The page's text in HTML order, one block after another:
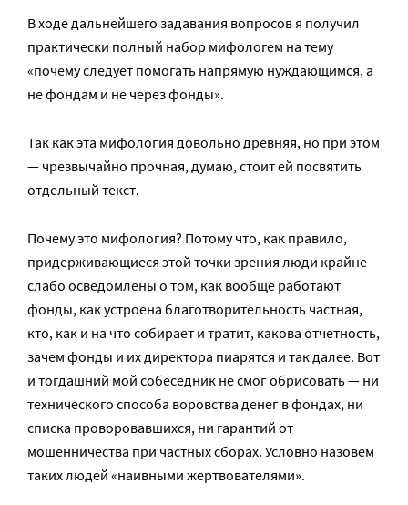
В ходе дальнейшего задавания вопросов я получил
практически полный набор мифологем на тему
«почему следует помогать напрямую нуждающимся, а
не фондам и не через фонды».
Так как эта мифология довольно древняя, но при этом
— чрезвычайно прочная, думаю, стоит ей посвятить
отдельный текст.
Почему это мифология? Потому что, как правило,
придерживающиеся этой точки зрения люди крайне
слабо осведомлены о том, как вообще работают
фонды, как устроена благотворительность частная,
кто, как и на что собирает и тратит, какова отчетность,
зачем фонды и их директора пиарятся и так далее. Вот
и тогдашний мой собеседник не смог обрисовать — ни
технического способа воровства денег в фондах, ни
списка проворовавшихся, ни гарантий от
мошенничества при частных сборах. Условно назовем
таких людей «наивными жертвователями».